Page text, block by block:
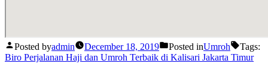
Posted byadmin December 18, 2019 Posted inUmroh
Tags:
Biro Perjalanan Haji dan Umroh Terbaik di Kalisari Jakarta Timur